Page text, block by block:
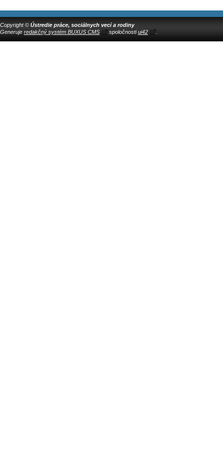
Copyright © Ústredie práce, sociálnych vecí a rodiny
Generuje redakčný systém BUXUS CMS spoločnostiui42